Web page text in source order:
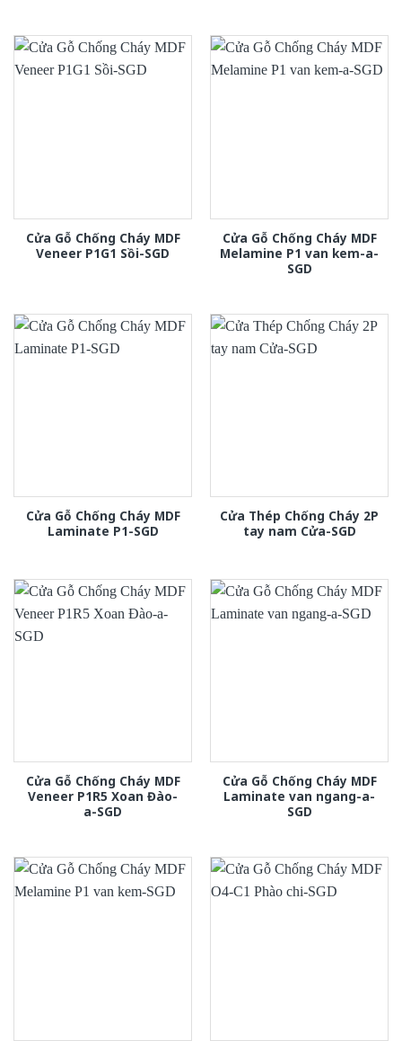
Cửa Gỗ Chống Cháy MDF
Veneer P1G1 Sồi-SGD
Cửa Gỗ Chống Cháy MDF
Melamine P1 van kem-a-
SGD
Cửa Gỗ Chống Cháy MDF
Laminate P1-SGD
Cửa Thép Chống Cháy 2P
tay nam Cửa-SGD
Cửa Gỗ Chống Cháy MDF
Veneer P1R5 Xoan Đào-
a-SGD
Cửa Gỗ Chống Cháy MDF
Laminate van ngang-a-
SGD